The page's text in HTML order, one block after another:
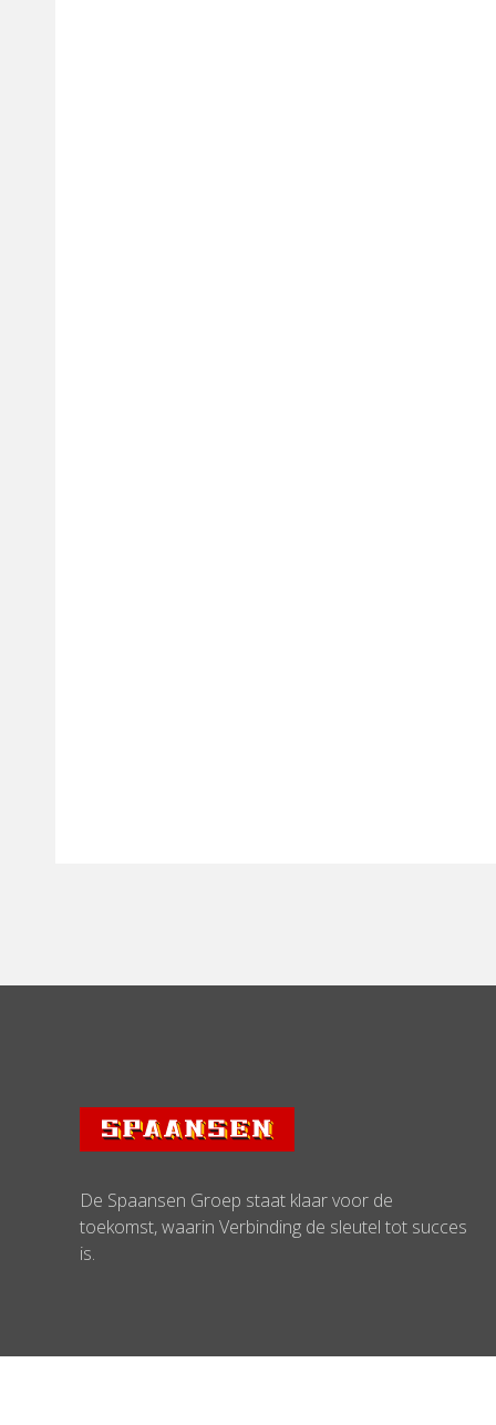
De Spaansen Groep staat klaar voor de
toekomst, waarin Verbinding de sleutel tot succes
is.